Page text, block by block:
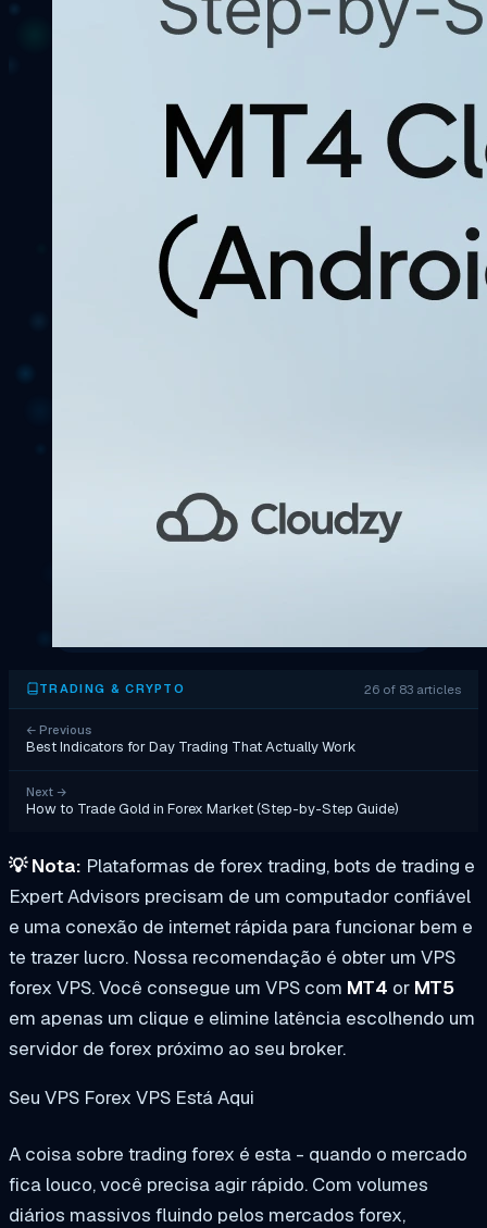
TRADING & CRYPTO 26 of 83 articles
← Previous
Best Indicators for Day Trading That Actually Work
Next →
How to Trade Gold in Forex Market (Step-by-Step Guide)
💡Nota: Plataformas de forex trading, bots de trading e
Expert Advisors precisam de um computador confiável
e uma conexão de internet rápida para funcionar bem e
te trazer lucro. Nossa recomendação é obter um VPS
forex VPS. Você consegue um VPS com MT4 or MT5
em apenas um clique e elimine latência escolhendo um
servidor de forex próximo ao seu broker.
Seu VPS Forex VPS Está Aqui
A coisa sobre trading forex é esta - quando o mercado
fica louco, você precisa agir rápido. Com volumes
diários massivos fluindo pelos mercados forex,